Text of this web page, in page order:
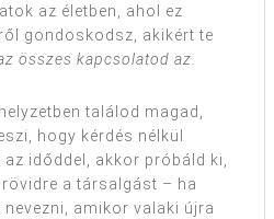
az életben, ahol ez
gondoskodsz, akikért te
összes kapcsolatod az.
találod magad,
hogy kérdés nélkül
időddel, akkor próbáld ki,
a társalgást – ha
amikor valaki újra